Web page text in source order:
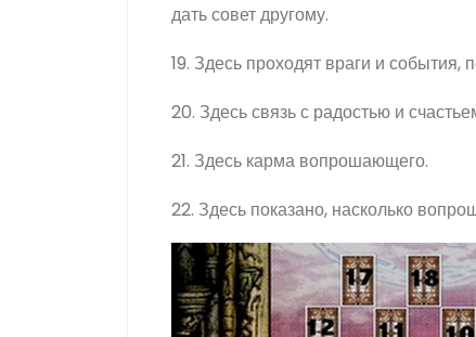
дать совет другому.
19. Здесь проходят враги и
20. Здесь связь с радостью и
21. Здесь карма вопрошающего.
22. Здесь показано, насколько